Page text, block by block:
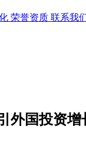
荣誉资质 联系我
外国投资增